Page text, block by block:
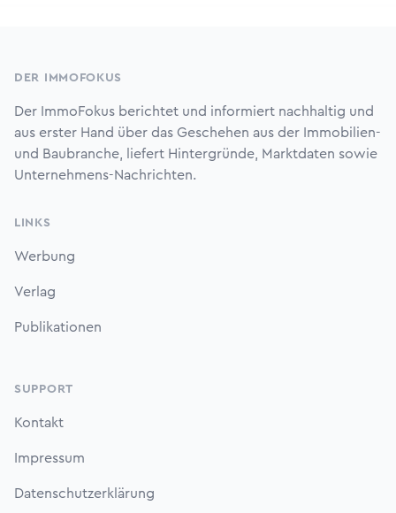
DER IMMOFOKUS
Der ImmoFokus berichtet und informiert nachhaltig und
aus erster Hand über das Geschehen aus der Immobilien-
und Baubranche, liefert Hintergründe, Marktdaten sowie
Unternehmens-Nachrichten.
LINKS
Werbung
Verlag
Publikationen
SUPPORT
Kontakt
Impressum
Datenschutzerklärung